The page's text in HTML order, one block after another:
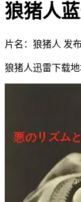
狼猪人
片名：狼猪人 发
狼猪人迅雷下载地